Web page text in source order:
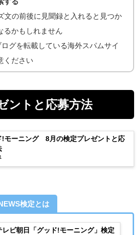
の前後に見聞録と入れると見つか
るかもしれません
グを転載している海外スパムサイ
ください
ントと応募方法
!モーニング 8月の検定プレゼントと応
検定とは
レビ朝日「グッド!モーニング」検定